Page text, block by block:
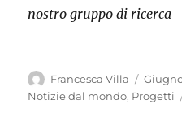
nostro gruppo di ricerca
Autore
Francesca Villa
il
Notizie dal mondo, Progetti